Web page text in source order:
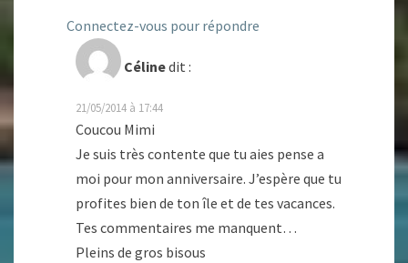
Connectez-vous pour répondre
Célinedit :
21/05/2014 à 17:44
Coucou Mimi
Je suis très contente que tu aies pense a
moi pour mon anniversaire. J’espère que tu
profites bien de ton île et de tes vacances.
Tes commentaires me manquent…
Pleins de gros bisous